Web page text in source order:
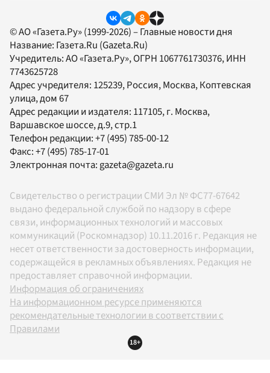
© АО «Газета.Ру» (1999-2026) – Главные новости дня
Название: Газета.Ru (Gazeta.Ru)
Учредитель:АО «Газета.Ру», ОГРН 1067761730376, ИНН
7743625728
Адрес учредителя: 125239, Россия, Москва, Коптевская
улица, дом 67
Адрес редакции и издателя: 117105, г. Москва,
Варшавское шоссе, д.9, стр.1
Телефон редакции:+7 (495) 785-00-12
Факс:+7 (495) 785-17-01
Электронная почта:gazeta@gazeta.ru
Свидетельство о регистрации СМИ Эл № ФС77-67642
выдано федеральной службой по надзору в сфере
связи, информационных технологий и массовых
коммуникаций (Роскомнадзор) 10.11.2016 г. Редакция не
несет ответственности за достоверность информации,
содержащейся в рекламных объявлениях. Редакция не
предоставляет справочной информации.
Информация об ограничениях
На информационном ресурсе применяются
рекомендательные технологии в соответствии с
Правилами
18+